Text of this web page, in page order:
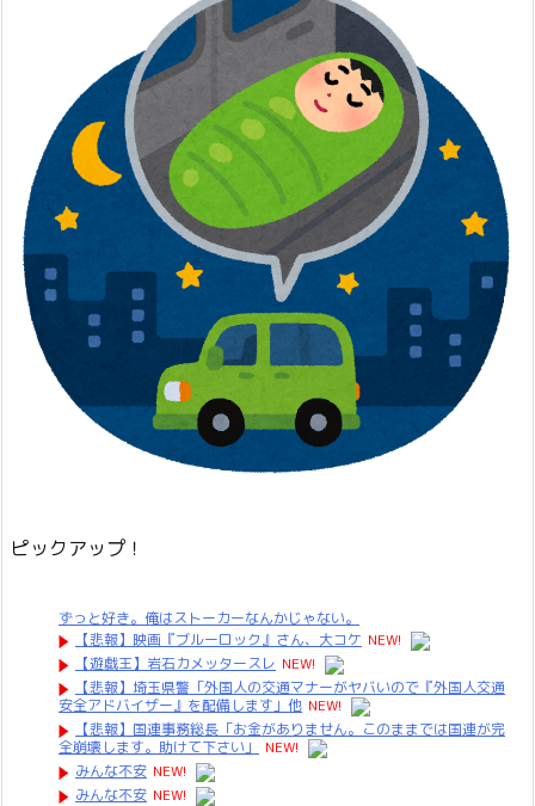
ピックアップ！
ずっと好き。俺はストーカーなんかじゃない。
【悲報】映画『ブルーロック』さん、大コケ NEW!
【遊戯王】岩石カメッタースレ NEW!
【悲報】埼玉県警「外国人の交通マナーがヤバいので『外国人交通
安全アドバイザー』を配備します」他 NEW!
【悲報】国連事務総長「お金がありません。このままでは国連が完
全崩壊します。助けて下さい」
NEW!
みんな不安 NEW!
みんな不安 NEW!